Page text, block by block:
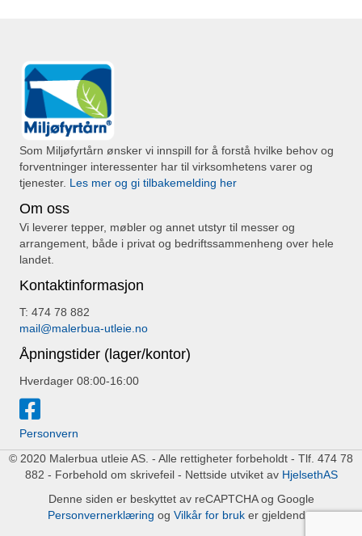
Som Miljøfyrtårn ønsker vi innspill for å forstå hvilke behov og
forventninger interessenter har til virksomhetens varer og
tjenester. Les mer og gi tilbakemelding her
Om oss
Vi leverer tepper, møbler og annet utstyr til messer og
arrangement, både i privat og bedriftssammenheng over hele
landet.
Kontaktinformasjon
T: 474 78 882
mail@malerbua-utleie.no
Åpningstider (lager/kontor)
Hverdager 08:00-16:00
Personvern
© 2020 Malerbua utleie AS. - Alle rettigheter forbeholdt - Tlf. 474 78
882 - Forbehold om skrivefeil - Nettside utviket av HjelsethAS
Denne siden er beskyttet av reCAPTCHA og Google
Personvernerklæring og Vilkår for bruker gjeldende.